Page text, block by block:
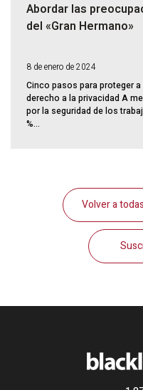
Abordar las
del «Gran Hermano»
8 de enero de 2024
Cinco pasos para proteger
derecho a la privacidad A
por la seguridad de los
%...
Volver a